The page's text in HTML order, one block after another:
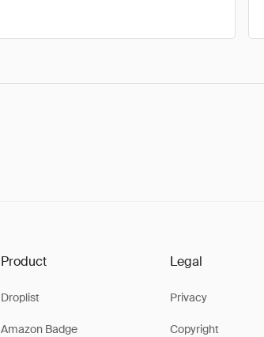
Product
Droplist
Amazon Badge
Legal
Privacy
Copyright